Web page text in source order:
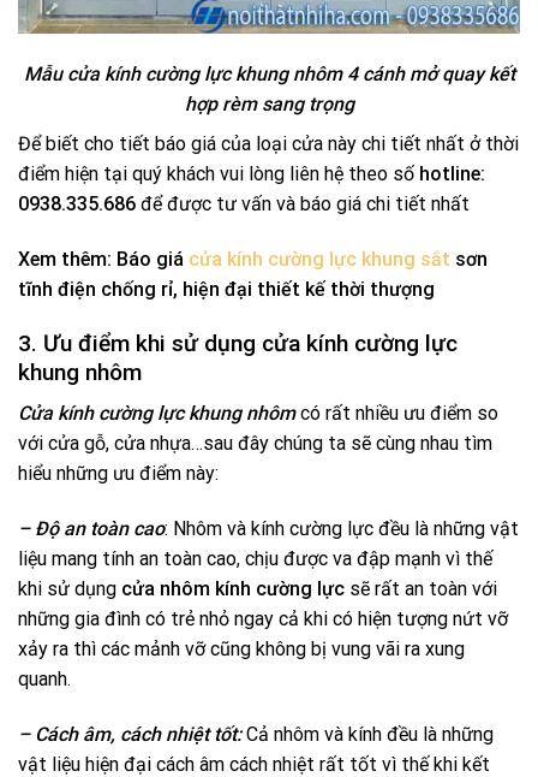
Mẫu cửa kính cường lực khung nhôm 4 cánh mở quay kết
hợp rèm sang trọng
Để biết cho tiết báo giá của loại cửa này chi tiết nhất ở thời
điểm hiện tại quý khách vui lòng liên hệ theo số hotline:
0938.335.686 để được tư vấn và báo giá chi tiết nhất
Xem thêm: Báo giá cửa kính cường lực khung sắt sơn
tĩnh điện chống rỉ, hiện đại thiết kế thời thượng
3. Ưu điểm khi sử dụng cửa kính cường lực
khung nhôm
Cửa kính cường lực khung nhômcó rất nhiều ưu điểm so
với cửa gỗ, cửa nhựa…sau đây chúng ta sẽ cùng nhau tìm
hiểu những ưu điểm này:
– Độ an toàn cao: Nhôm và kính cường lực đều là những vật
liệu mang tính an toàn cao, chịu được va đập mạnh vì thế
khi sử dụng cửa nhôm kính cường lực sẽ rất an toàn với
những gia đình có trẻ nhỏ ngay cả khi có hiện tượng nứt vỡ
xảy ra thì các mảnh vỡ cũng không bị vung vãi ra xung
quanh.
– Cách âm, cách nhiệt tốt:Cả nhôm và kính đều là những
vật liệu hiện đại cách âm cách nhiệt rất tốt vì thế khi kết